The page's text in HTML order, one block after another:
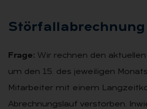
Stör­fall­ab­rech­nung
Frage: Wir rechnen den
um den 15. des jeweiligen
Mitarbeiter mit einem
Abrechnungslauf verstorben.